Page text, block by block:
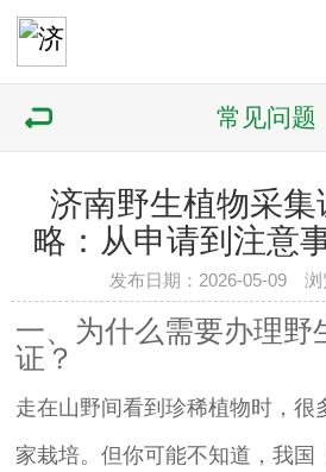
常见问题
济南野生植物采
略：从申请到注意
发布日期：2026-05-09 浏
一、为什么需要办理野
证？
走在山野间看到珍稀植物时，很
家栽培。但你可能不知道，我国